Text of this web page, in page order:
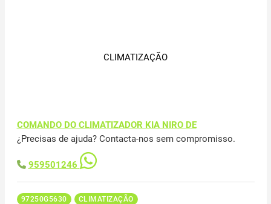
CLIMATIZAÇÃO
COMANDO DO CLIMATIZADOR KIA NIRO DE
¿Precisas de ajuda? Contacta-nos sem compromisso.
959501246
97250G5630 CLIMATIZAÇÃO